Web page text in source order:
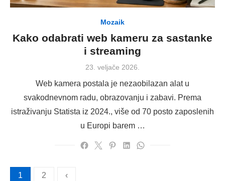
Mozaik
Kako odabrati web kameru za sastanke
i streaming
Posted
23. veljače 2026.
Web kamera postala je nezaobilazan alat u
svakodnevnom radu, obrazovanju i zabavi. Prema
istraživanju Statista iz 2024., više od 70 posto zaposlenih
u Europi barem …
Brojevi
1 2 ‹